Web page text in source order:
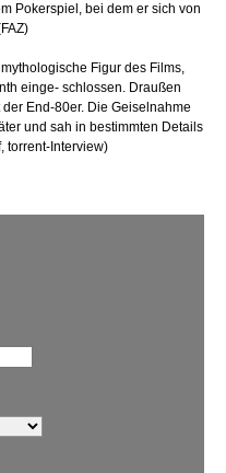
Pokerspiel, bei dem er sich von
Figur des Films,
einge- schlossen. Draußen
End-80er. Die Geiselnahme
und sah in bestimmten Details
torrent-Interview)